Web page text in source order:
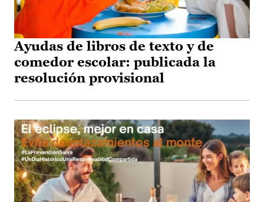
Ayudas de libros de texto y de
comedor escolar: publicada la
resolución provisional